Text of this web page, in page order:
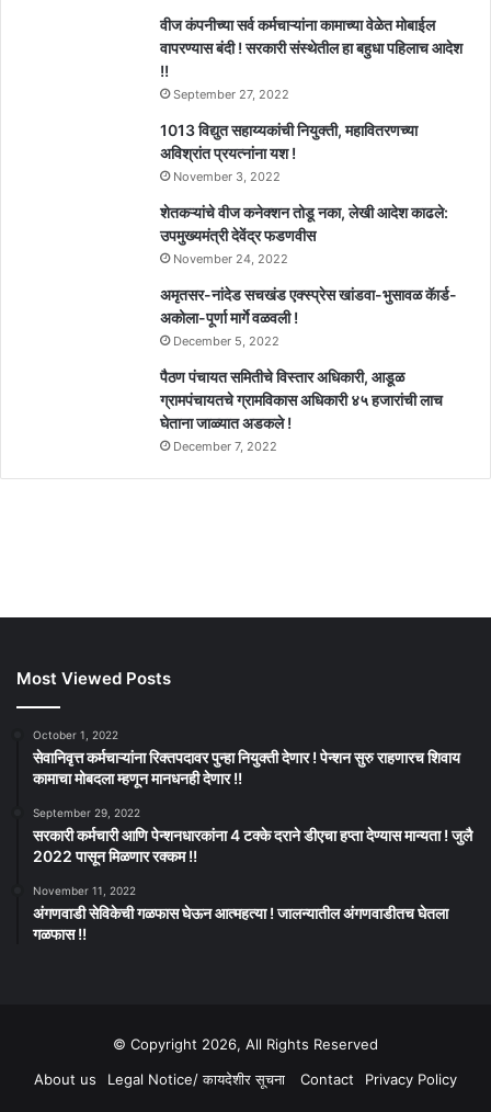
वीज कंपनीच्या सर्व कर्मचाऱ्यांना कामाच्या वेळेत मोबाईल
वापरण्यास बंदी ! सरकारी संस्थेतील हा बहुधा पहिलाच आदेश
!!
September 27, 2022
1013 विद्युत सहाय्यकांची नियुक्ती, महावितरणच्या
अविश्रांत प्रयत्नांना यश !
November 3, 2022
शेतकऱ्यांचे वीज कनेक्शन तोडू नका, लेखी आदेश काढले:
उपमुख्यमंत्री देवेंद्र फडणवीस
November 24, 2022
अमृतसर-नांदेड सचखंड एक्स्प्रेस खांडवा-भुसावळ कॅार्ड-
अकोला-पूर्णा मार्गे वळवली !
December 5, 2022
पैठण पंचायत समितीचे विस्तार अधिकारी, आडूळ
ग्रामपंचायतचे ग्रामविकास अधिकारी ४५ हजारांची लाच
घेताना जाळ्यात अडकले !
December 7, 2022
Most Viewed Posts
October 1, 2022
सेवानिवृत्त कर्मचाऱ्यांना रिक्तपदावर पुन्हा नियुक्ती देणार ! पेन्शन सुरु राहणारच शिवाय
कामाचा मोबदला म्हणून मानधनही देणार !!
September 29, 2022
सरकारी कर्मचारी आणि पेन्शनधारकांना 4 टक्के दराने डीएचा हप्ता देण्यास मान्यता ! जुलै
2022 पासून मिळणार रक्कम !!
November 11, 2022
अंगणवाडी सेविकेची गळफास घेऊन आत्महत्या ! जालन्यातील अंगणवाडीतच घेतला
गळफास !!
© Copyright 2026, All Rights Reserved
About us
Legal Notice/ कायदेशीर सूचना Contact Privacy Policy